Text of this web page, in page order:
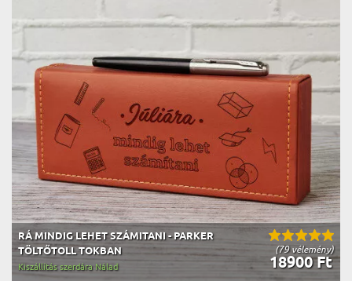
(79 vélemény)
RÁ MINDIG LEHET SZÁMITANI - PARKER
TÖLTŐTOLL TOKBAN
18900 Ft
Kiszállítás szerdára Nálad